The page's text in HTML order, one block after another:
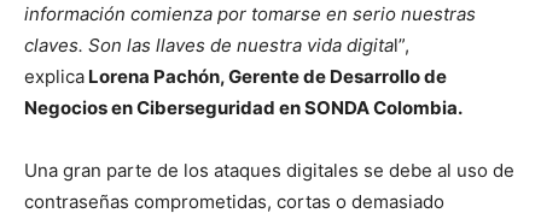
información comienza por tomarse en serio nuestras
claves. Son las llaves de nuestra vida digital”,
explica Lorena Pachón, Gerente de Desarrollo de
Negocios en Ciberseguridad en SONDA Colombia.
Una gran parte de los ataques digitales se debe al uso de
contraseñas comprometidas, cortas o demasiado